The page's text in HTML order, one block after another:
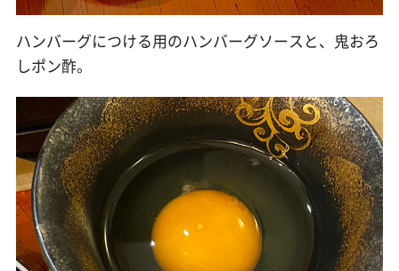
ハンバーグにつける用のハンバーグソースと、鬼おろ
しポン酢。